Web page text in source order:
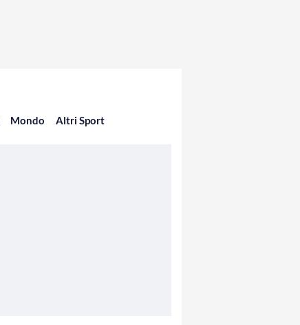
Mondo Altri Sport